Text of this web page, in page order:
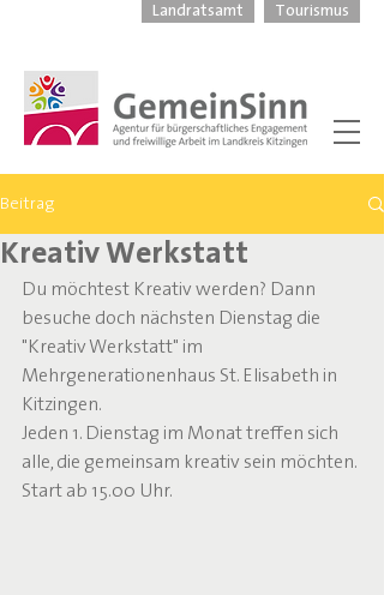
Landratsamt Tourismus
Beitrag
Kreativ Werkstatt
Du möchtest Kreativ werden? Dann
besuche doch nächsten Dienstag die
"Kreativ Werkstatt" im
Mehrgenerationenhaus St. Elisabeth in
Kitzingen.
Jeden 1. Dienstag im Monat treffen sich
alle, die gemeinsam kreativ sein möchten.
Start ab 15.00 Uhr.